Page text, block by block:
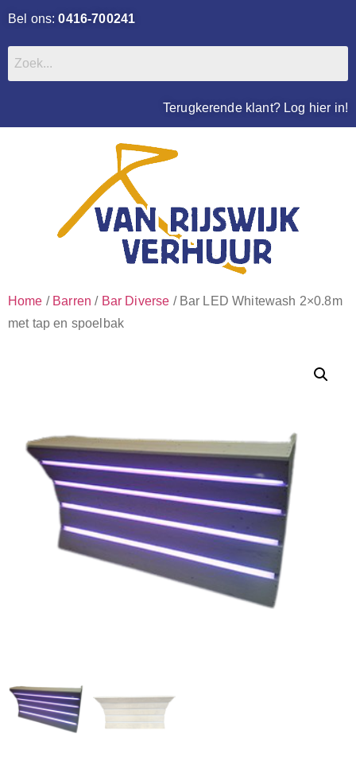
Bel ons:0416-700241
Terugkerende klant? Log hier in!
Home / Barren / Bar Diverse / Bar LED Whitewash 2×0.8m
met tap en spoelbak